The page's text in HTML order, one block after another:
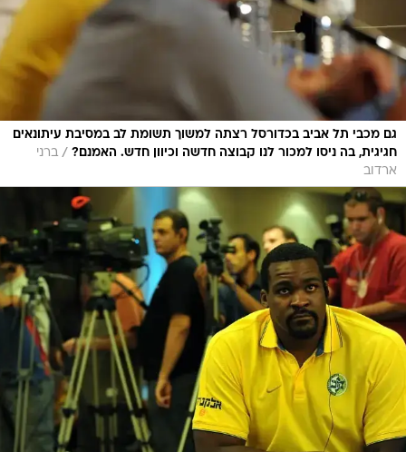
גם מכבי תל אביב בכדורסל רצתה למשוך תשומת לב במסיבת עיתונאים
חגיגית, בה ניסו למכור לנו קבוצה חדשה וכיוון חדש. האמנם? / ברני
ארדוב